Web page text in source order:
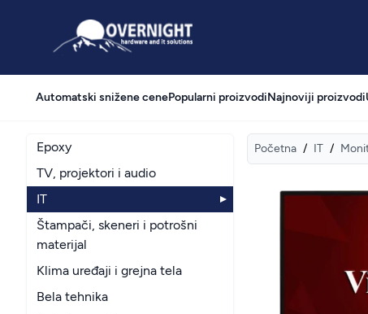
Overnight
Automatski snižene cenePopularni proizvodiNajnoviji proizvodi
Epoxy
TV, projektori i audio
IT
Štampači, skeneri i potrošni
materijal
Klima uređaji i grejna tela
Bela tehnika
Početna / IT /